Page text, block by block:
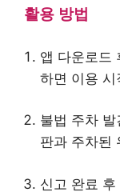
활용 방법
앱 다운로드
하면 이용 시
불법 주차
판과 주차된
신고 완료